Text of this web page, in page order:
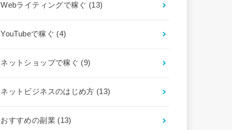
Webライティングで稼ぐ (13)
YouTubeで稼ぐ (4)
ネットショップで稼ぐ (9)
ネットビジネスのはじめ方 (13)
おすすめの副業 (13)